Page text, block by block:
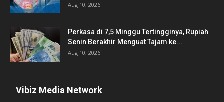
Aug 10, 2026
Perkasa di 7,5 Minggu Tertingginya, Rupiah
Senin Berakhir Menguat Tajam ke...
Aug 10, 2026
Vibiz Media Network